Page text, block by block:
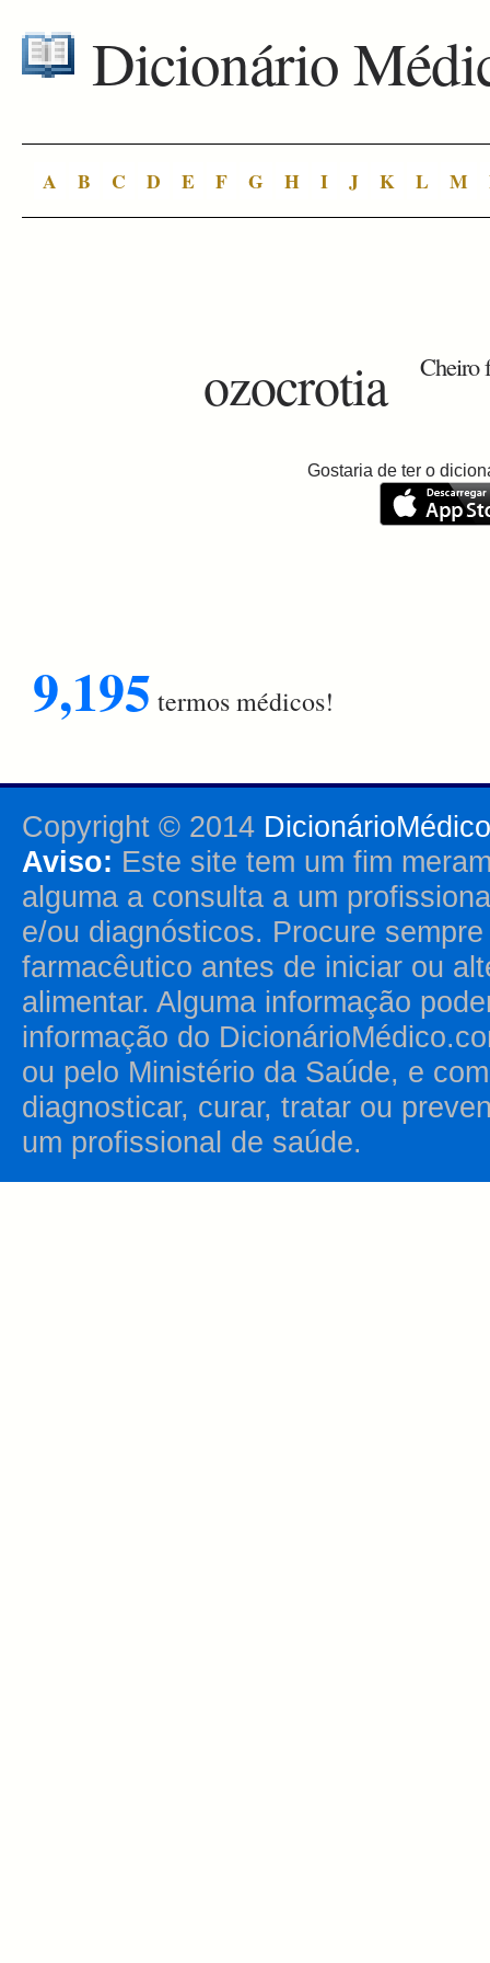
Dicionário
A B C D E F G H I J K L M
ozocrotia Cheiro
Gostaria de ter o
9,195 termos médicos!
Copyright © 2014
Aviso: Este site tem um fim
alguma a consulta a um
e/ou diagnósticos. Procure
farmacêutico antes de iniciar ou
alimentar. Alguma informação
informação do
ou pelo Ministério da Saúde, e
diagnosticar, curar, tratar ou
um profissional de saúde.